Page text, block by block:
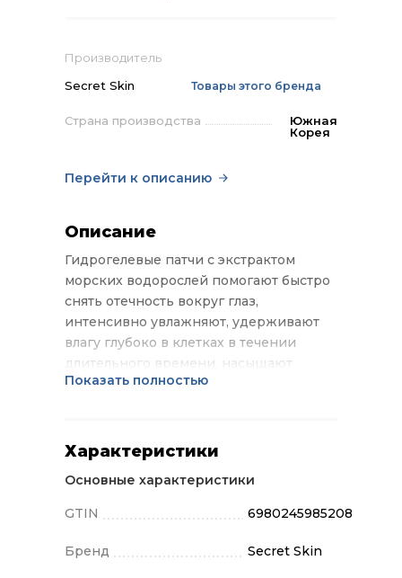
Производитель
Secret Skin
Товары этого бренда
Страна производства
Южная
Корея
Перейти к описанию
Описание
Гидрогелевые патчи с экстрактом
морских водорослей помогают быстро
снять отечность вокруг глаз,
интенсивно увлажняют, удерживают
влагу глубоко в клетках в течении
длительного времени, насыщают
полезными минералами, активизируют
старение.
Показать полностью
Характеристики
Основные характеристики
GTIN 6980245985208
Бренд Secret Skin